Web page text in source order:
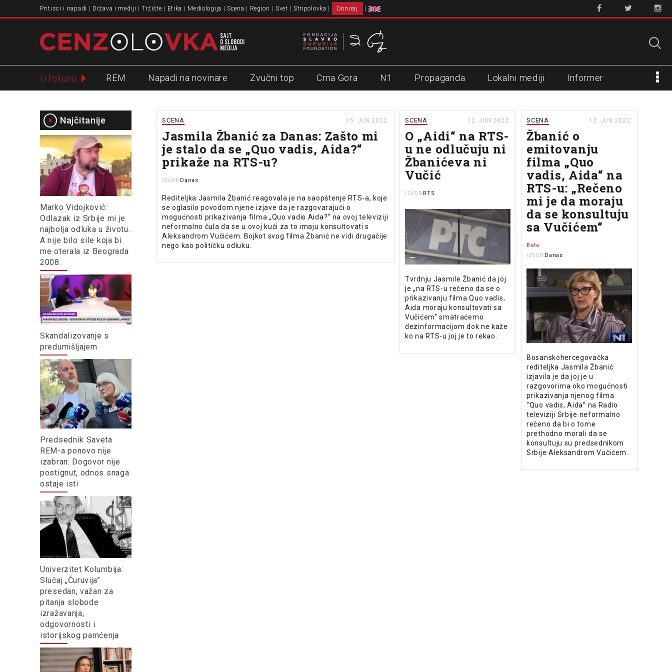
Pritisci i napadi Država i mediji Tržište Etika Mediologija Scena Region Svet Stripolovka Doniraj
U fokusu REM Napadi na novinare Zvučni top Crna Gora N1 Propaganda Lokalni mediji Informer
Najčitanije
Marko Vidojković:
Odlazak iz Srbije mi je
najbolja odluka u životu.
A nije bilo sile koja bi
me oterala iz Beograda
2008.
Skandalizovanje s
predumišljajem
Predsednik Saveta
REM-a ponovo nije
izabran: Dogovor nije
postignut, odnos snaga
ostaje isti
Univerzitet Kolumbija:
Slučaj „Ćuruvija”
presedan, važan za
pitanja slobode
izražavanja,
odgovornosti i
istorijskog pamćenja
SCENA 15. JUN 2022.
Jasmila Žbanić za Danas: Zašto mi
je stalo da se „Quo vadis, Aida?“
prikaže na RTS-u?
IZVOR Danas
Rediteljka Jasmila Žbanić reagovala je na saopštenje RTS-a, koje
se oglasilo povodom njene izjave da je razgovarajući o
mogućnosti prikazivanja filma „Quo vadis Aida?“ na ovoj televiziji
neformalno čula da se u ovoj kući za to imaju konsultovati s
Aleksandrom Vučićem. Bojkot svog filma Žbanić ne vidi drugačije
nego kao političku odluku.
SCENA 12. JUN 2022.
O „Aidi“ na RTS-
u ne odlučuju ni
Žbanićeva ni
Vučić
IZVOR RTS
Tvrdnju Jasmile Žbanić da joj
je „na RTS-u rečeno da se o
prikazivanju filma Quo vadis,
Aida moraju konsultovati sa
Vučićem“ smatraćemo
dezinformacijom dok ne kaže
ko na RTS-u joj je to rekao.
SCENA 12. JUN 2022.
Žbanić o
emitovanju
filma „Quo
vadis, Aida“ na
RTS-u: „Rečeno
mi je da moraju
da se konsultuju
sa Vučićem“
Beta
IZVOR Danas
Bosanskohercegovačka
rediteljka Jasmila Žbanić
izjavila je da joj je u
razgovorima oko mogućnosti
prikazivanja njenog filma
“Quo vadis, Aida” na Radio
televiziji Srbije neformalno
rečeno da bi o tome
prethodno morali da se
konsultuju su predsednikom
Srbije Aleksandrom Vučićem.